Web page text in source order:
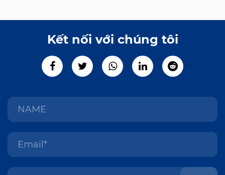
Kết nối với chúng tôi